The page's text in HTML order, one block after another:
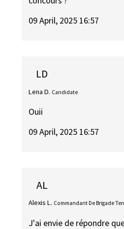
09 April, 2025 16:57
LD
Lena D. Candidate
Ouii
09 April, 2025 16:57
AL
Alexis L. Commandant De Brigade
J'ai envie de répondre